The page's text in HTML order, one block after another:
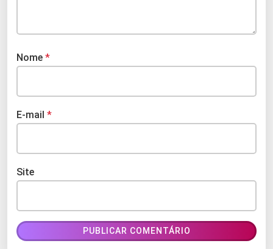
Nome *
E-mail *
Site